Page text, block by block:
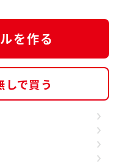
を作る
しで買う